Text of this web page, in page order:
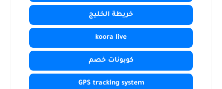
خريطة الخليج
koora live
كوبونات خصم
GPS tracking system